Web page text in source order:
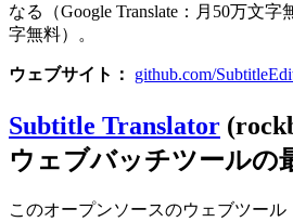
なる（Google Translate：月50万文字
字無料）。
ウェブサイト： github.com/
Subtitle Translator
ウェブバッチツールの
このオープンソースのウェブツール